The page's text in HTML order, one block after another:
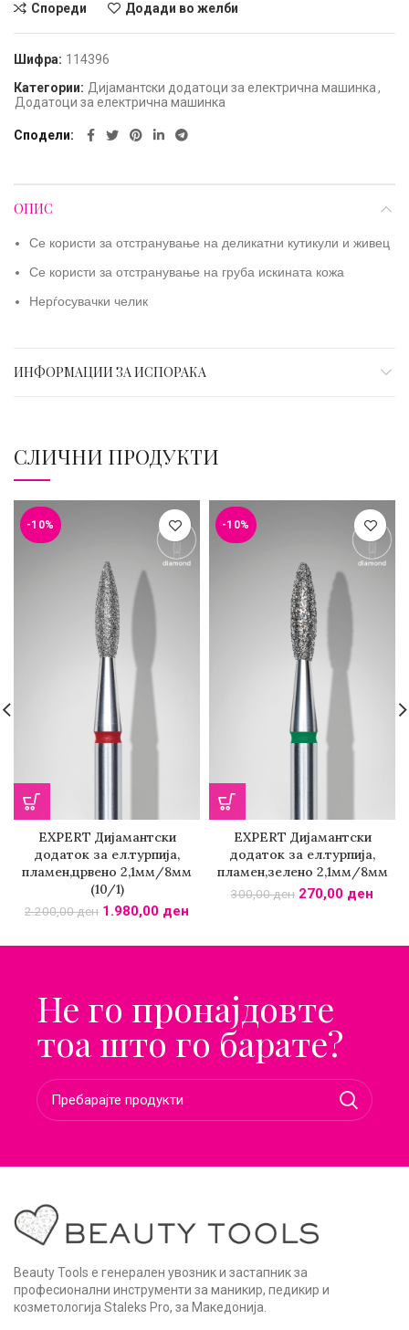
Спореди Додади во желби
Шифра: 114396
Категории: Дијамантски додатоци за електрична машинка,
Додатоци за електрична машинка
Сподели
ОПИС
Се користи за отстранување на деликатни кутикули и живец
Се користи за отстранување на груба искината кожа
Нерѓосувачки челик
ИНФОРМАЦИИ ЗА ИСПОРАКА
СЛИЧНИ ПРОДУКТИ
-10%
EXPERT Дијамантски
додаток за ел.турпија,
пламен,црвено 2,1мм/8мм
(10/1)
2.200,00ден 1.980,00 ден
-10%
EXPERT Дијамантски
додаток за ел.турпија,
пламен,зелено 2,1мм/8мм
300,00ден 270,00 ден
Не го пронајдовте
тоа што го барате?
Beauty Tools е генерален увозник и застапник за
професионални инструменти за маникир, педикир и
козметологија Staleks Pro, за Македонија.